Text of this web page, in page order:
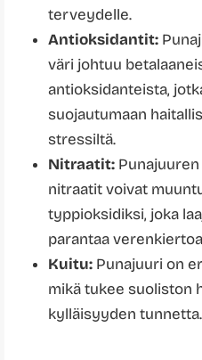
terveydelle.
Antioksidantit:
väri johtuu
antioksidanteista,
suojautumaan
stressiltä.
Nitraatit:
nitraatit voivat
typpioksidiksi, joka
parantaa
Kuitu: Punajuuri on
mikä tukee suoliston
kylläisyyden tunnetta.